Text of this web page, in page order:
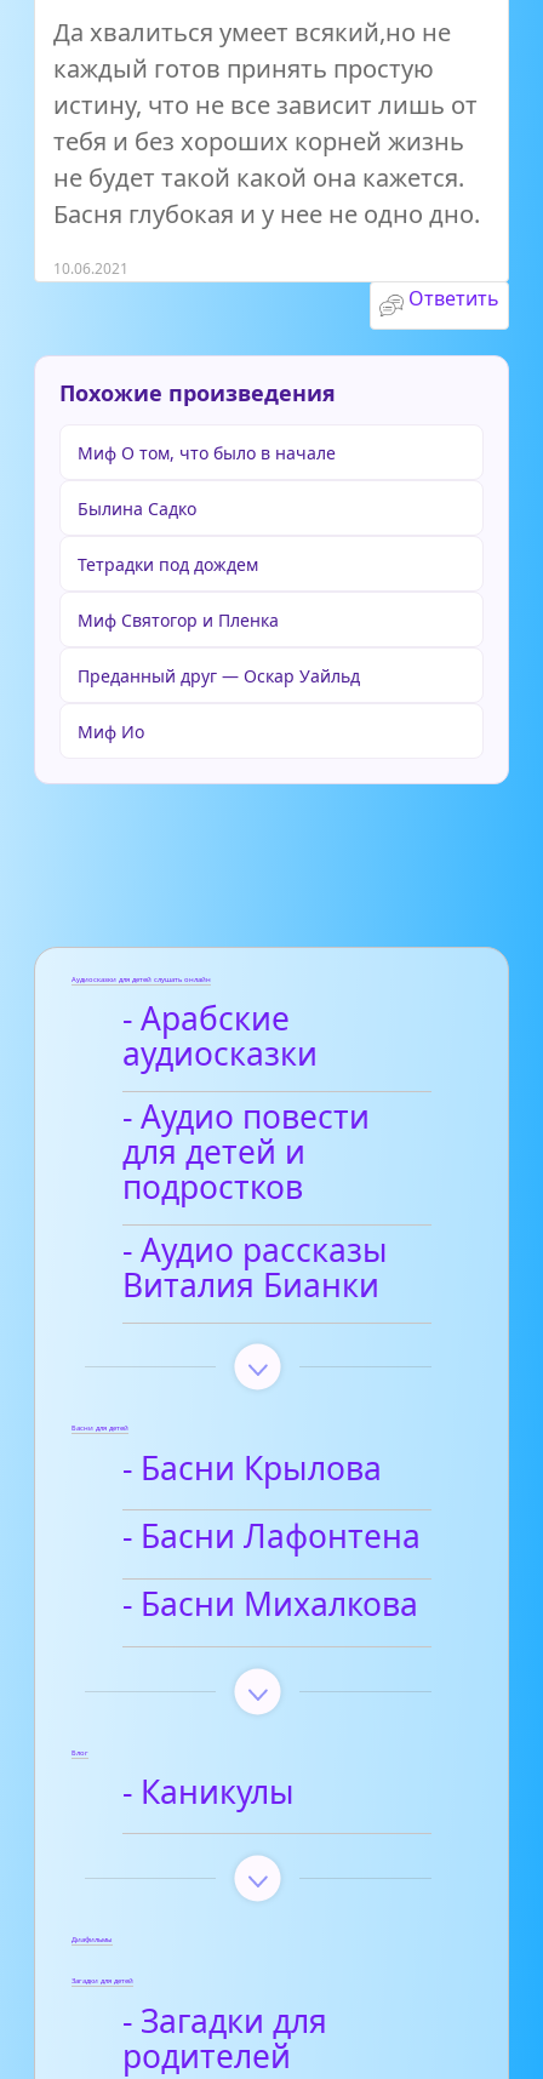
Да хвалиться умеет всякий,но не
каждый готов принять простую
истину, что не все зависит лишь от
тебя и без хороших корней жизнь
не будет такой какой она кажется.
Басня глубокая и у нее не одно дно.
10.06.2021
Ответить
Похожие произведения
Миф О том, что было в начале
Былина Садко
Тетрадки под дождем
Миф Святогор и Пленка
Преданный друг — Оскар Уайльд
Миф Ио
Аудиосказки для детей слушать онлайн
- Арабские
аудиосказки
- Аудио повести
для детей и
подростков
- Аудио рассказы
Виталия Бианки
Басни для детей
- Басни Крылова
- Басни Лафонтена
- Басни Михалкова
Блог
- Каникулы
Диафильмы
Загадки для детей
- Загадки для
родителей